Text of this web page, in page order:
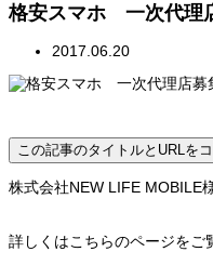
格安スマホ 一次代理
2017.06.20
この記事のタイトルとURLを
株式会社NEW LIFE MOBILE
詳しくはこちらのページをご